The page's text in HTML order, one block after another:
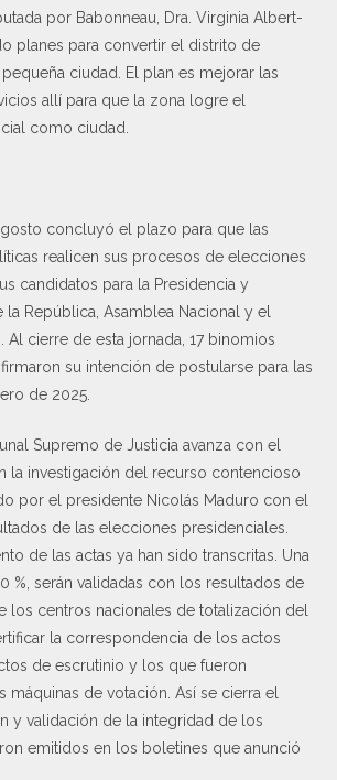
por Babonneau, Dra. Virginia Albert-
planes para convertir el distrito de
ciudad. El plan es mejorar las
allí para que la zona logre el
como ciudad.
concluyó el plazo para que las
realicen sus procesos de elecciones
candidatos para la Presidencia y
República, Asamblea Nacional y el
Al cierre de esta jornada, 17 binomios
su intención de postularse para las
de 2025.
Supremo de Justicia avanza con el
la investigación del recurso contencioso
por el presidente Nicolás Maduro con el
de las elecciones presidenciales.
de las actas ya han sido transcritas. Una
%, serán validadas con los resultados de
los centros nacionales de totalización del
la correspondencia de los actos
de escrutinio y los que fueron
máquinas de votación. Así se cierra el
y validación de la integridad de los
emitidos en los boletines que anunció